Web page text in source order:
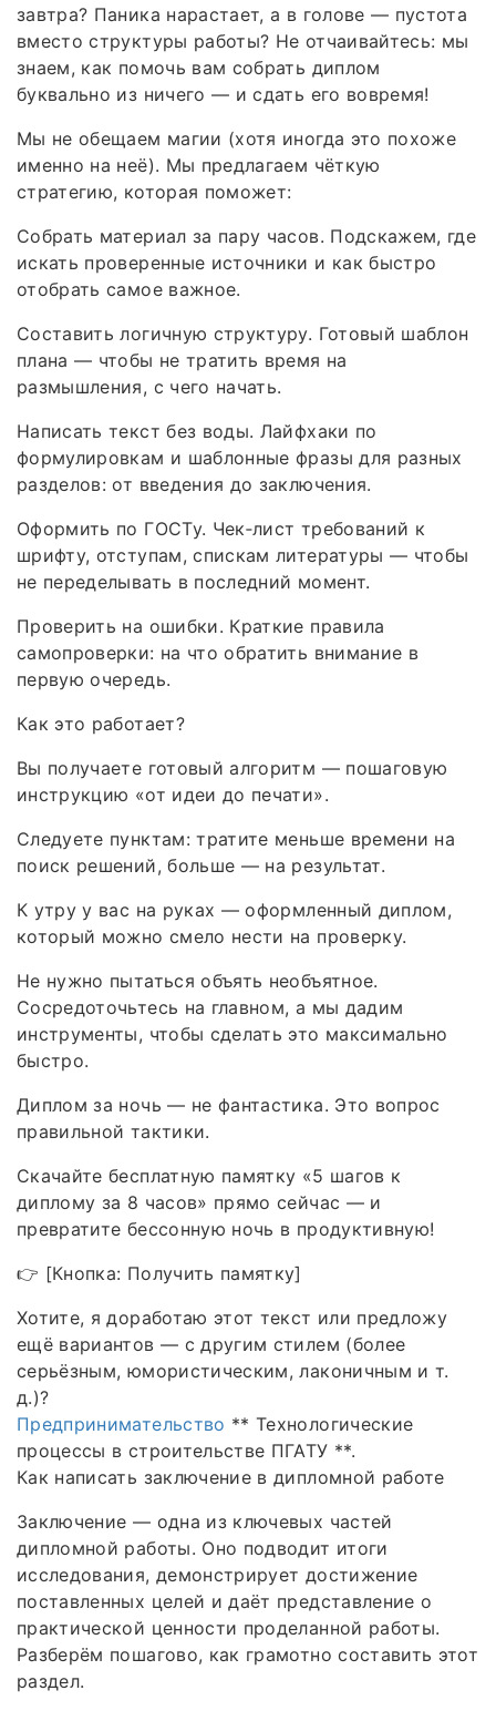
завтра? Паника нарастает, а в голове — пустота
вместо структуры работы? Не отчаивайтесь: мы
знаем, как помочь вам собрать диплом
буквально из ничего — и сдать его вовремя!
Мы не обещаем магии (хотя иногда это похоже
именно на неё). Мы предлагаем чёткую
стратегию, которая поможет:
Собрать материал за пару часов. Подскажем, где
искать проверенные источники и как быстро
отобрать самое важное.
Составить логичную структуру. Готовый шаблон
плана — чтобы не тратить время на
размышления, с чего начать.
Написать текст без воды. Лайфхаки по
формулировкам и шаблонные фразы для разных
разделов: от введения до заключения.
Оформить по ГОСТу. Чек‑лист требований к
шрифту, отступам, спискам литературы — чтобы
не переделывать в последний момент.
Проверить на ошибки. Краткие правила
самопроверки: на что обратить внимание в
первую очередь.
Как это работает?
Вы получаете готовый алгоритм — пошаговую
инструкцию «от идеи до печати».
Следуете пунктам: тратите меньше времени на
поиск решений, больше — на результат.
К утру у вас на руках — оформленный диплом,
который можно смело нести на проверку.
Не нужно пытаться объять необъятное.
Сосредоточьтесь на главном, а мы дадим
инструменты, чтобы сделать это максимально
быстро.
Диплом за ночь — не фантастика. Это вопрос
правильной тактики.
Скачайте бесплатную памятку «5 шагов к
диплому за 8 часов» прямо сейчас — и
превратите бессонную ночь в продуктивную!
👉 [Кнопка: Получить памятку]
Хотите, я доработаю этот текст или предложу
ещё вариантов — с другим стилем (более
серьёзным, юмористическим, лаконичным и т.
д.)?
Предпринимательство ** Технологические
процессы в строительстве ПГАТУ **.
Как написать заключение в дипломной работе
Заключение — одна из ключевых частей
дипломной работы. Оно подводит итоги
исследования, демонстрирует достижение
поставленных целей и даёт представление о
практической ценности проделанной работы.
Разберём пошагово, как грамотно составить этот
раздел.